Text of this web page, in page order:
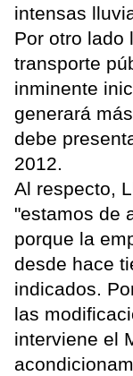
intensas
Por otro lado
transporte
inminente
generará
debe
2012.
Al respecto,
"estamos de
porque la
desde hace
indicados.
las
interviene el